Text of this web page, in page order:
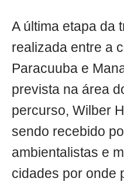
A última etapa da
realizada entre a
Paracuuba e
prevista na área
percurso, Wilber
sendo recebido
ambientalistas e
cidades por onde